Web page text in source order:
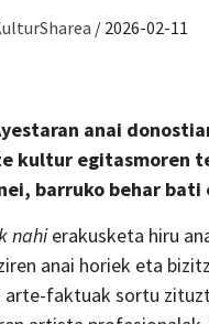
/ 2026-02-11
anai
kultur egitasmoren
barruko behar bati
nahierakusketa hiru
anai horiek eta
arte-faktuak sortu